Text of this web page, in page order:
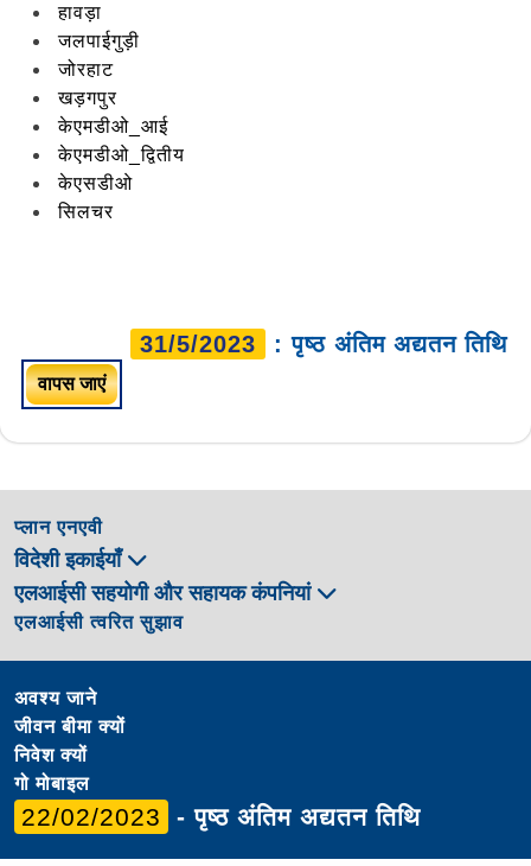
हावड़ा
जलपाईगुड़ी
जोरहाट
खड़गपुर
केएमडीओ_आई
केएमडीओ_द्वितीय
केएसडीओ
सिलचर
31/5/2023 : पृष्ठ अंतिम अद्यतन तिथि
वापस जाएं
प्लान एनएवी
विदेशी इकाईयाँ
एलआईसी सहयोगी और सहायक कंपनियां
एलआईसी त्वरित सुझाव
अवश्य जाने
जीवन बीमा क्यों
निवेश क्यों
गो मोबाइल
22/02/2023 - पृष्ठ अंतिम अद्यतन तिथि